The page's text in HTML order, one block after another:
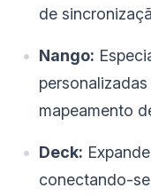
de
Nango:
mapeamento
Deck:
conectando-